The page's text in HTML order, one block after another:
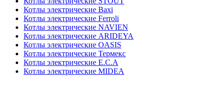
Котлы электрические Baxi
Котлы электрические Ferroli
Котлы электрические NAVIEN
Котлы электрические ARIDEYA
Котлы электрические OASIS
Котлы электрические Термекс
Котлы электрические E.C.A
Котлы электрические MIDEA